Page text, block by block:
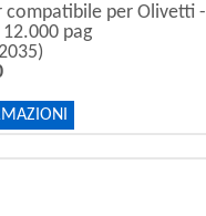
compatibile per Olivetti -
pag